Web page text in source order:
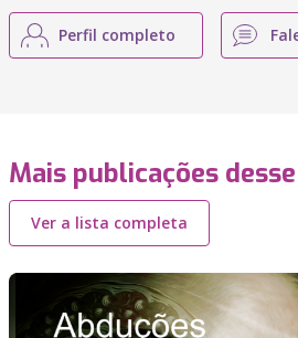
Perfil completo
Mais publicações
Ver a lista completa